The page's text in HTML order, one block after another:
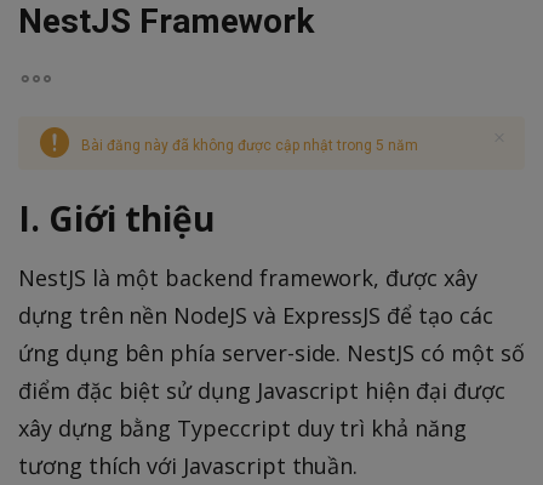
NestJS Framework
Bài đăng này đã không được cập nhật trong 5 năm
I. Giới thiệu
NestJS là một backend framework, được xây
dựng trên nền NodeJS và ExpressJS để tạo các
ứng dụng bên phía server-side. NestJS có một số
điểm đặc biệt sử dụng Javascript hiện đại được
xây dựng bằng Typeccript duy trì khả năng
tương thích với Javascript thuần.